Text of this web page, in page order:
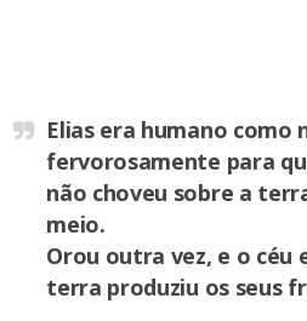
Elias era humano como
fervorosamente para
não choveu sobre a
meio.
Orou outra vez, e o céu
terra produziu os seus